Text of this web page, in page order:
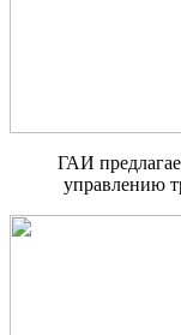
ГАИ
управлению